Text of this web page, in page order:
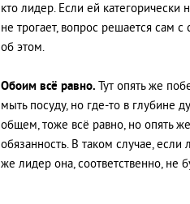
кто лидер. Если ей категорически
не трогает, вопрос решается сам
об этом.
Обоим всё равно. Тут опять же
мыть посуду, но где-то в глубине
общем, тоже всё равно, но опять
обязанность. В таком случае,
же лидер она, соответственно, не